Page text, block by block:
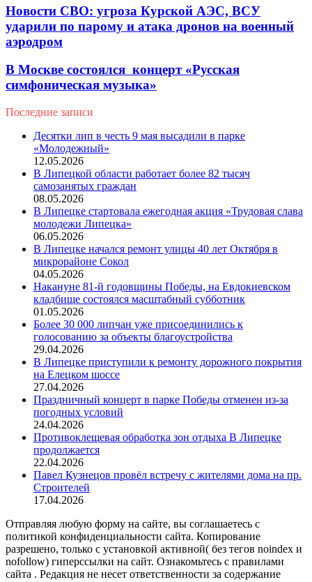
Новости СВО: угроза Курской АЭС, ВСУ
ударили по парому и атака дронов на военный
аэродром
В Москве состоялся концерт «Русская
симфоническая музыка»
Последние записи
Десятки лип в честь 9 мая высадили в парке
«Молодежный»
12.05.2026
В Липецкой области работает более 82 тысяч
самозанятых граждан
08.05.2026
В Липецке стартовала ежегодная акция «Трудовая слава
молодежи Липецка»
06.05.2026
В Липецке начался ремонт улицы 40 лет Октября в
микрорайоне Сокол
04.05.2026
Накануне 81-й годовщины Победы, на Евдокиевском
кладбище состоялся масштабный субботник
01.05.2026
Более 30 000 липчан уже присоединились к
голосованию за объекты благоустройства
29.04.2026
В Липецке приступили к ремонту дорожного покрытия
на Елецком шоссе
27.04.2026
Праздничный концерт в парке Победы отменен из-за
погодных условий
24.04.2026
Противоклещевая обработка зон отдыха В Липецке
продолжается
22.04.2026
Павел Кузнецов провёл встречу с жителями дома на пр.
Строителей
17.04.2026
Отправляя любую форму на сайте, вы соглашаетесь с
политикой конфиденциальности сайта. Копирование
разрешено, только с установкой активной( без тегов noindex и
nofollow) гиперссылки на сайт. Ознакомьтесь с правилами
сайта . Редакция не несет ответственности за содержание